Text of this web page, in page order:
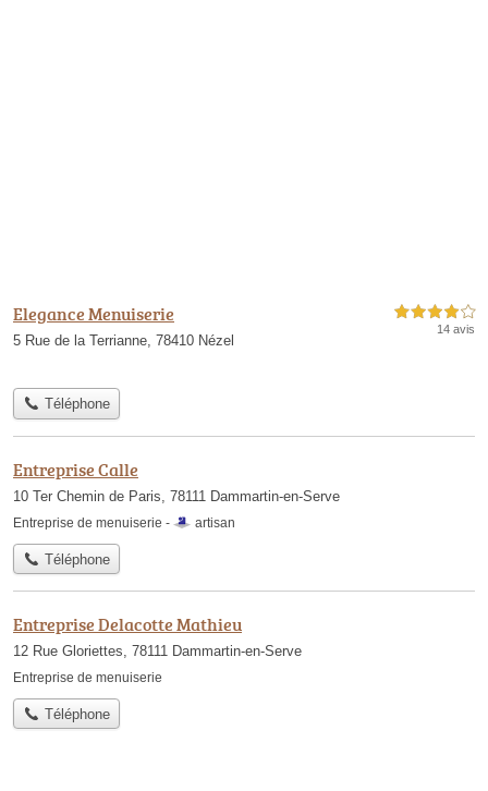
Elegance Menuiserie
5 Rue de la Terrianne, 78410 Nézel
4,0 étoiles sur 5
14 avis
Téléphone
Entreprise Calle
10 Ter Chemin de Paris, 78111 Dammartin-en-Serve
Entreprise de menuiserie - artisan
Téléphone
Entreprise Delacotte Mathieu
12 Rue Gloriettes, 78111 Dammartin-en-Serve
Entreprise de menuiserie
Téléphone